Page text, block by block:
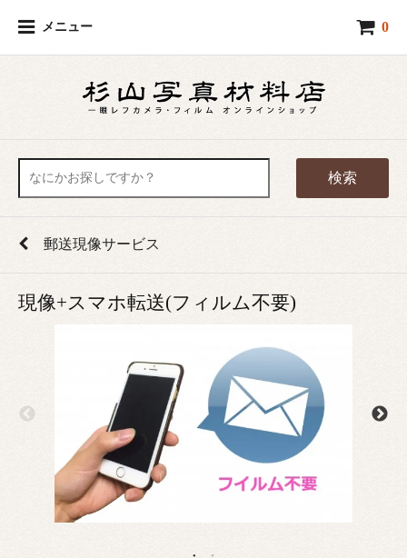
メニュー 0
検索
郵送現像サービス
現像+スマホ転送(フィルム不要)